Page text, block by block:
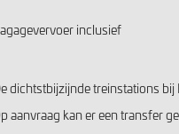
inclusief
dichtstbijzijnde treinstations
aanvraag kan er een transfer